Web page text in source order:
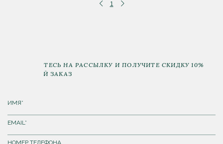
1
ПОДПИШИТЕСЬ НА РАССЫЛКУ И ПОЛУЧИТЕ СКИДКУ 10%
НА ПЕРВЫЙ ЗАКАЗ